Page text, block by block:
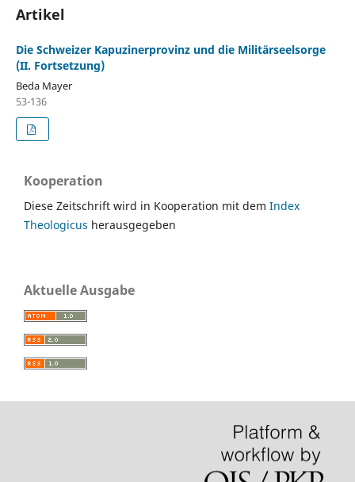
Artikel
Die Schweizer Kapuzinerprovinz und die Militärseelsorge
(II. Fortsetzung)
Beda Mayer
53-136
Kooperation
Diese Zeitschrift wird in Kooperation mit dem Index
Theologicus herausgegeben
Aktuelle Ausgabe